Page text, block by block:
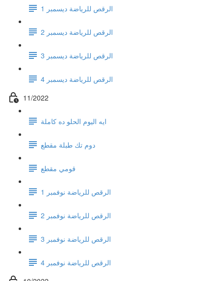
الرقص للرياضة ديسمبر 1
الرقص للرياضة ديسمبر 2
الرقص للرياضة ديسمبر 3
الرقص للرياضة ديسمبر 4
11/2022
ايه اليوم الحلو ده كاملة
دوم تك طبلة مقطع
قومي مقطع
الرقص للرياضة نوفمبر 1
الرقص للرياضة نوفمبر 2
الرقص للرياضة نوفمبر 3
الرقص للرياضة نوفمبر 4